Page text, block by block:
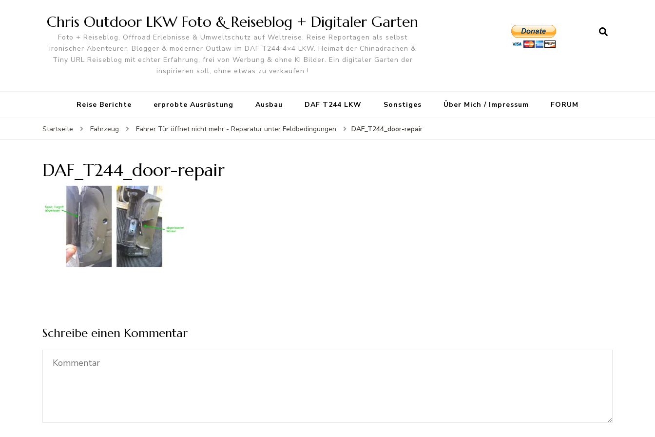
Chris Outdoor LKW Foto & Reiseblog + Digitaler Garten
Foto + Reiseblog, Offroad Erlebnisse & Umweltschutz auf Weltreise. Reise Reportagen als selbst
ironischer Abenteurer, Blogger & moderner Outlaw im DAF T244 4×4 LKW. Heimat der Chinadrachen &
Tiny URL Reiseblog mit echter Erfahrung, frei von Werbung & ohne KI Bilder. Ein digitaler Garten der
inspirieren soll, ohne etwas zu verkaufen !
Reise Berichte erprobte Ausrüstung Ausbau DAF T244 LKW Sonstiges Über Mich / Impressum FORUM
Startseite Fahrzeug Fahrer Tür öffnet nicht mehr - Reparatur unter Feldbedingungen DAF_T244_door-repair
DAF_T244_door-repair
Schreibe einen Kommentar